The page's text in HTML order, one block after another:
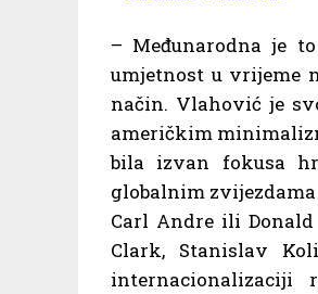
– Međunarodna je
umjetnost u vrijeme
način. Vlahović je
američkim
bila izvan fokusa
globalnim
Carl Andre ili
Clark, Stanislav